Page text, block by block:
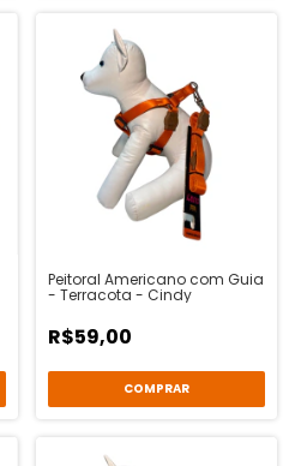
Peitoral Americano com Guia
- Terracota - Cindy
R$59,00
COMPRAR